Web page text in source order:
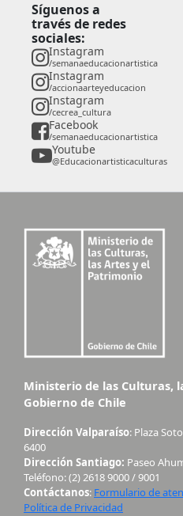
Síguenos a
través de redes
sociales:
Instagram
/semanaeducacionartistica
Instagram
/accionaarteyeducacion
Instagram
/cecrea_cultura
Facebook
/semanaeducacionartistica
Youtube
@Educacionartisticaculturas
Ministerio de las Culturas,
Gobierno de Chile
Dirección Valparaíso: Plaza
6400
Dirección Santiago: Paseo
Teléfono: (2) 2618 9000 / 9001
Contáctanos: Formulario de
Política de Privacidad